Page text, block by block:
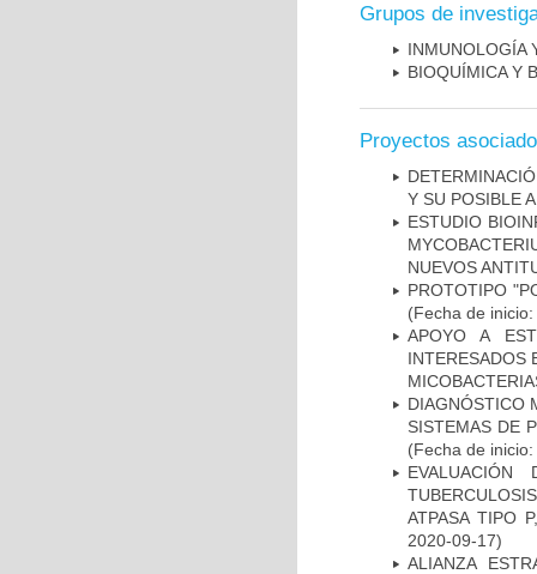
Grupos de
INMUNOLOGÍA
BIOQUÍMICA Y
Proyectos
Y SU POSIBLE
ESTUDIO
NUEVOS
PROTOTIPO
(Fecha de
APOYO A
INTERESADOS
DIAGNÓSTICO
SISTEMAS DE
(Fecha de
ATPASA TIPO
2020-09-17)
ALIANZA